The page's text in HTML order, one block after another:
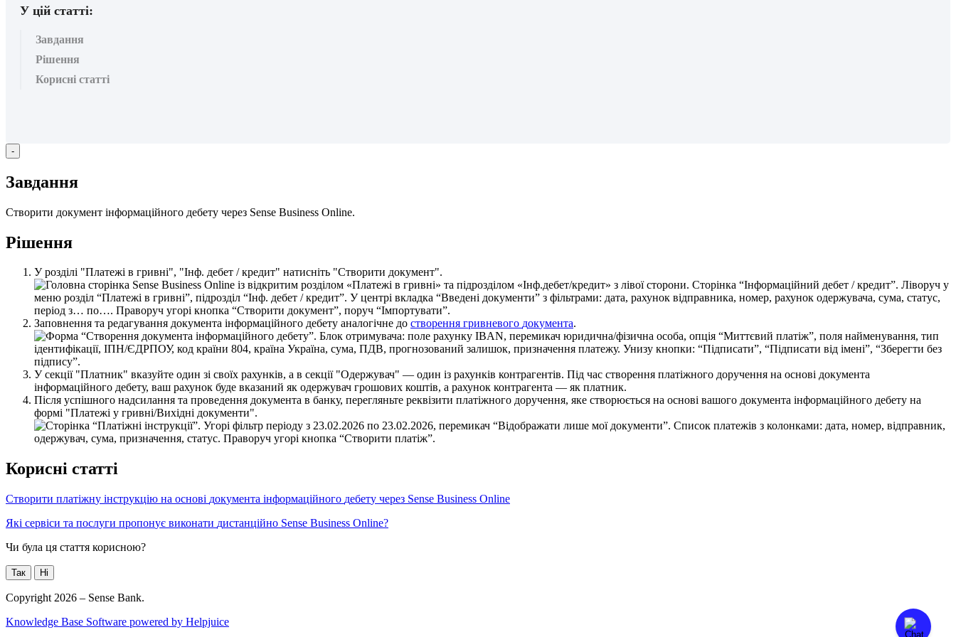
У цій статті:
Завдання
Рішення
Корисні статті
-
Завдання
Створити документ інформаційного дебету через Sense Business Online.
Рішення
У розділі "Платежі в гривні", "Інф. дебет / кредит" натисніть "Створити документ".
Заповнення та редагування документа інформаційного дебету аналогічне до створення гривневого документа.
У секції "Платник" вказуйте один зі своїх рахунків, а в секції "Одержувач" — один із рахунків контрагентів. Під час створення платіжного доручення на основі документа
інформаційного дебету, ваш рахунок буде вказаний як одержувач грошових коштів, а рахунок контрагента — як платник.
Після успішного надсилання та проведення документа в банку, перегляньте реквізити платіжного доручення, яке створюється на основі вашого документа інформаційного дебету на
формі "Платежі у гривні/Вихідні документи".
Корисні статті
Створити платіжну інструкцію на основі документа інформаційного дебету через Sense Business Online
Які сервіси та послуги пропонує виконати дистанційно Sense Business Online?
Чи була ця стаття корисною?
Так Ні
Copyright 2026 – Sense Bank.
Knowledge Base Software powered by Helpjuice